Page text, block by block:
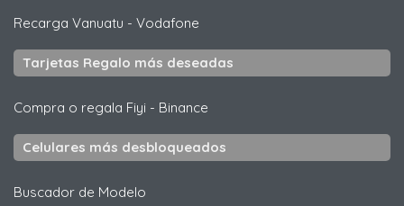
Recarga Vanuatu - Vodafone
Tarjetas Regalo más deseadas
Compra o regala Fiyi - Binance
Celulares más desbloqueados
Buscador de Modelo